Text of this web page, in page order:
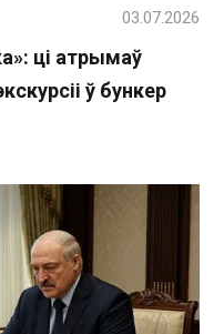
ці атрымаў
ў бункер
03.07.2026